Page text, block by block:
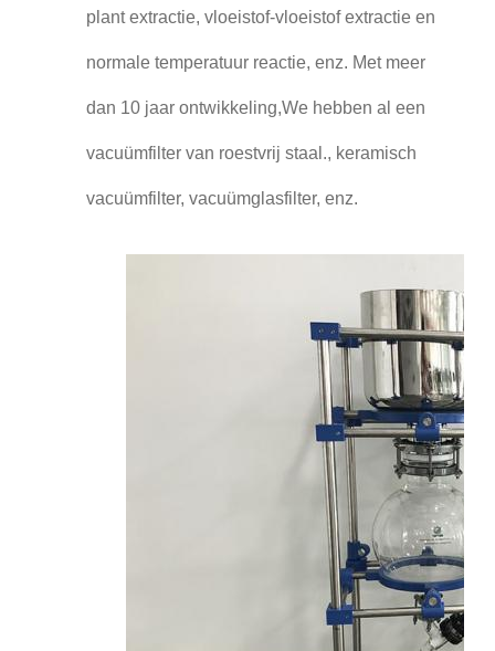
plant extractie, vloeistof-vloeistof extractie en
normale temperatuur reactie, enz. Met meer
dan 10 jaar ontwikkeling,We hebben al een
vacuümfilter van roestvrij staal., keramisch
vacuümfilter, vacuümglasfilter, enz.